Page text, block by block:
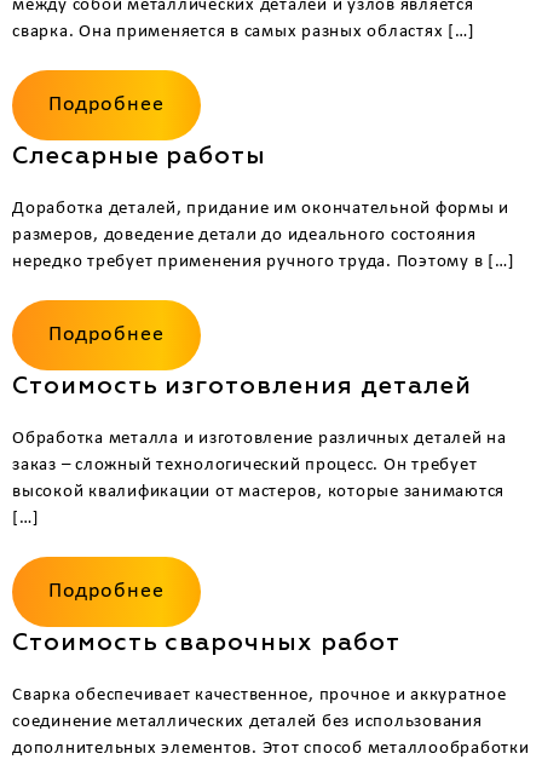
между собой металлических деталей и узлов является
сварка. Она применяется в самых разных областях […]
Подробнее
Слесарные работы
Доработка деталей, придание им окончательной формы и
размеров, доведение детали до идеального состояния
нередко требует применения ручного труда. Поэтому в […]
Подробнее
Стоимость изготовления деталей
Обработка металла и изготовление различных деталей на
заказ – сложный технологический процесс. Он требует
высокой квалификации от мастеров, которые занимаются
[…]
Подробнее
Стоимость сварочных работ
Сварка обеспечивает качественное, прочное и аккуратное
соединение металлических деталей без использования
дополнительных элементов. Этот способ металлообработки